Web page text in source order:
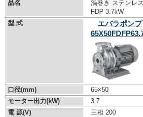
品名
渦巻き ステンレ
FDP 3.7kW
型 式
エバラポンプ
口径(mm)
65×50
モーター出力(kW)
3.7
電 源(V)
三相 200